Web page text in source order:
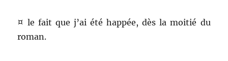
¤ le fait que j’ai été happée, dès la moitié du
roman.